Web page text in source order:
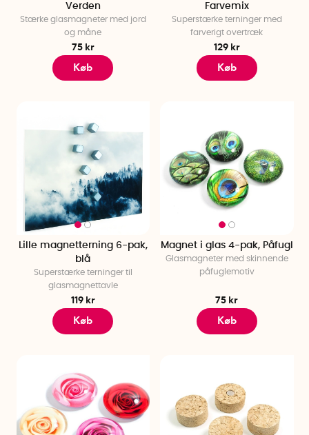
Verden
Stærke glasmagneter med jord
og måne
75 kr
Køb
Farvemix
Superstærke terninger med
farverigt overtræk
129 kr
Køb
Lille magnetterning 6-pak,
blå
Superstærke terninger til
glasmagnettavle
119 kr
Køb
Magnet i glas 4-pak, Påfugl
Glasmagneter med skinnende
påfuglemotiv
75 kr
Køb